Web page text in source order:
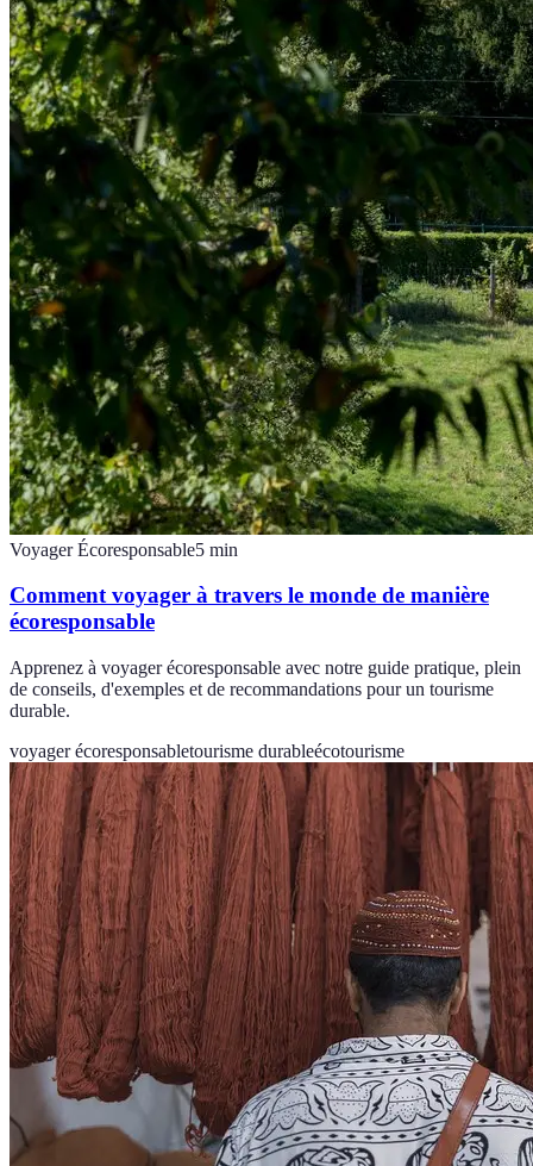
Voyager Écoresponsable5 min
Comment voyager à travers le monde de manière
écoresponsable
Apprenez à voyager écoresponsable avec notre guide pratique, plein
de conseils, d'exemples et de recommandations pour un tourisme
durable.
voyager écoresponsabletourisme durableécotourisme